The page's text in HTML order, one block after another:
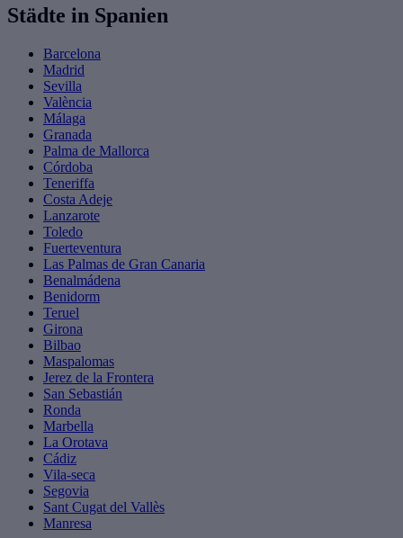
Städte in Spanien
Barcelona
Madrid
Sevilla
València
Málaga
Granada
Palma de Mallorca
Córdoba
Teneriffa
Costa Adeje
Lanzarote
Toledo
Fuerteventura
Las Palmas de Gran Canaria
Benalmádena
Benidorm
Teruel
Girona
Bilbao
Maspalomas
Jerez de la Frontera
San Sebastián
Ronda
Marbella
La Orotava
Cádiz
Vila-seca
Segovia
Sant Cugat del Vallès
Manresa